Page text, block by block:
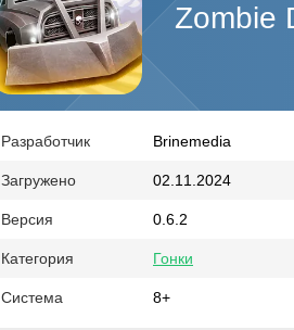
Zombie
Разработчик Brinemedia
Загружено 02.11.2024
Версия 0.6.2
Категория Гонки
Система 8+